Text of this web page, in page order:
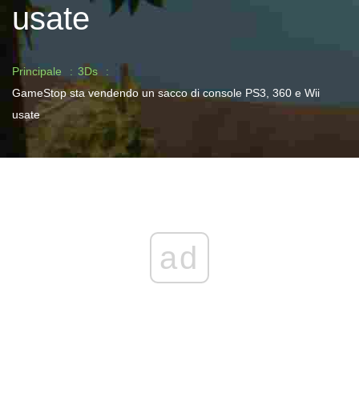
usate
Principale
3Ds
GameStop sta vendendo un sacco di console PS3, 360 e Wii
usate
ad